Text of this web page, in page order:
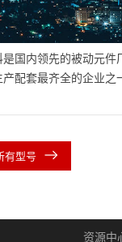
是国内领先的被动元
产配套最齐全的企业
有型号
资源中